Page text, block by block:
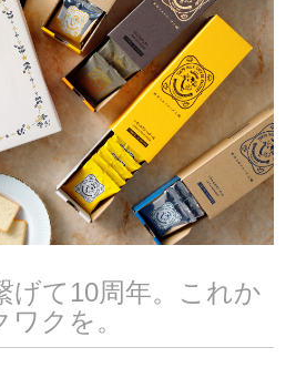
0
2
1
げて10周年。これか
クを。